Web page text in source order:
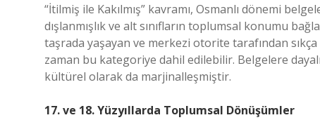
“İtilmiş ile Kakılmış” kavramı, Osmanlı dönemi
dışlanmışlık ve alt sınıfların toplumsal konumu
taşrada yaşayan ve merkezi otorite tarafından
zaman bu kategoriye dahil edilebilir. Belgelere
kültürel olarak da marjinalleşmiştir.
17. ve 18. Yüzyıllarda Toplumsal Dönüşümler